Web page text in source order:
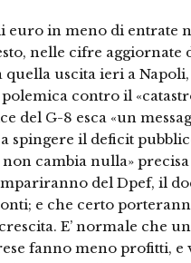
euro in meno di entrate
nelle cifre aggiornate
uscita ieri a
contro il
del G-8 esca «un
spingere il deficit
non cambia nulla»
del Dpef, il
e che certo
E’ normale che
fanno meno profitti, e